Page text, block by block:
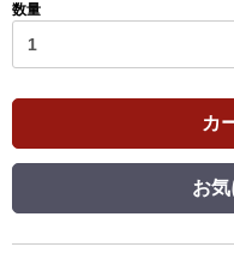
数量
カ
お